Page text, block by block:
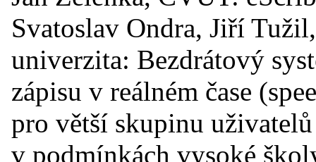
Svatoslav Ondra, Jiří
univerzita: Bezdrátový
zápisu v reálném čase
pro větší skupinu
v podmínkách vysoké